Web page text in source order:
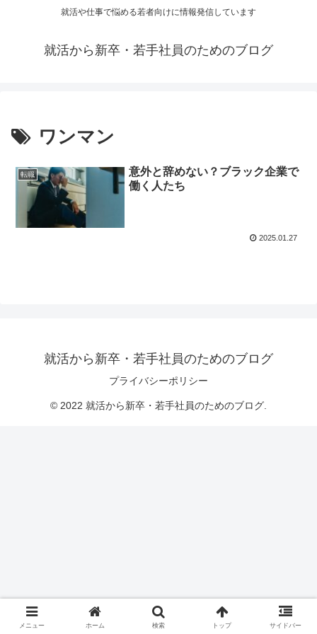
就活や仕事で悩める若者向けに情報発信しています
就活から新卒・若手社員のためのブログ
ワンマン
転職
意外と辞めない？ブラック企業で
働く人たち
2025.01.27
就活から新卒・若手社員のためのブログ
プライバシーポリシー
© 2022 就活から新卒・若手社員のためのブログ.
メニュー ホーム 検索 トップ サイドバー